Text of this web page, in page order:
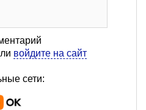
войдите на сайт
сети: